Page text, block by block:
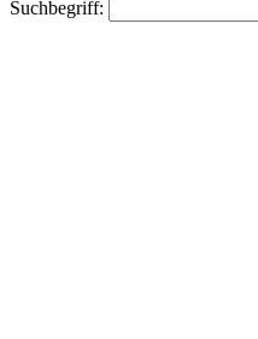
Suchbegriff: